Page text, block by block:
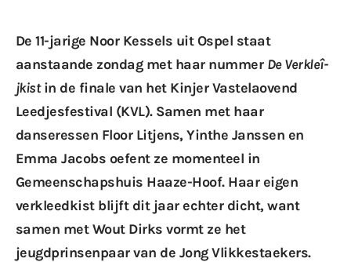
De 11-jarige Noor Kessels uit Ospel staat
aanstaande zondag met haar nummer De Verkleî-
jkistin de finale van het Kinjer Vastelaovend
Leedjesfestival (KVL). Samen met haar
danseressen Floor Litjens, Yinthe Janssen en
Emma Jacobs oefent ze momenteel in
Gemeenschapshuis Haaze-Hoof. Haar eigen
verkleedkist blijft dit jaar echter dicht, want
samen met Wout Dirks vormt ze het
jeugdprinsenpaar van de Jong Vlikkestaekers.